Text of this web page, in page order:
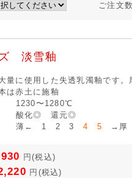
ご注文
淡雪釉
量に使用した失透乳濁釉です。
は赤土に施釉
1230〜1280℃
酸化◎ 還元◎
薄← 1 2 34 5 →厚
円(税込)
円 (税込)